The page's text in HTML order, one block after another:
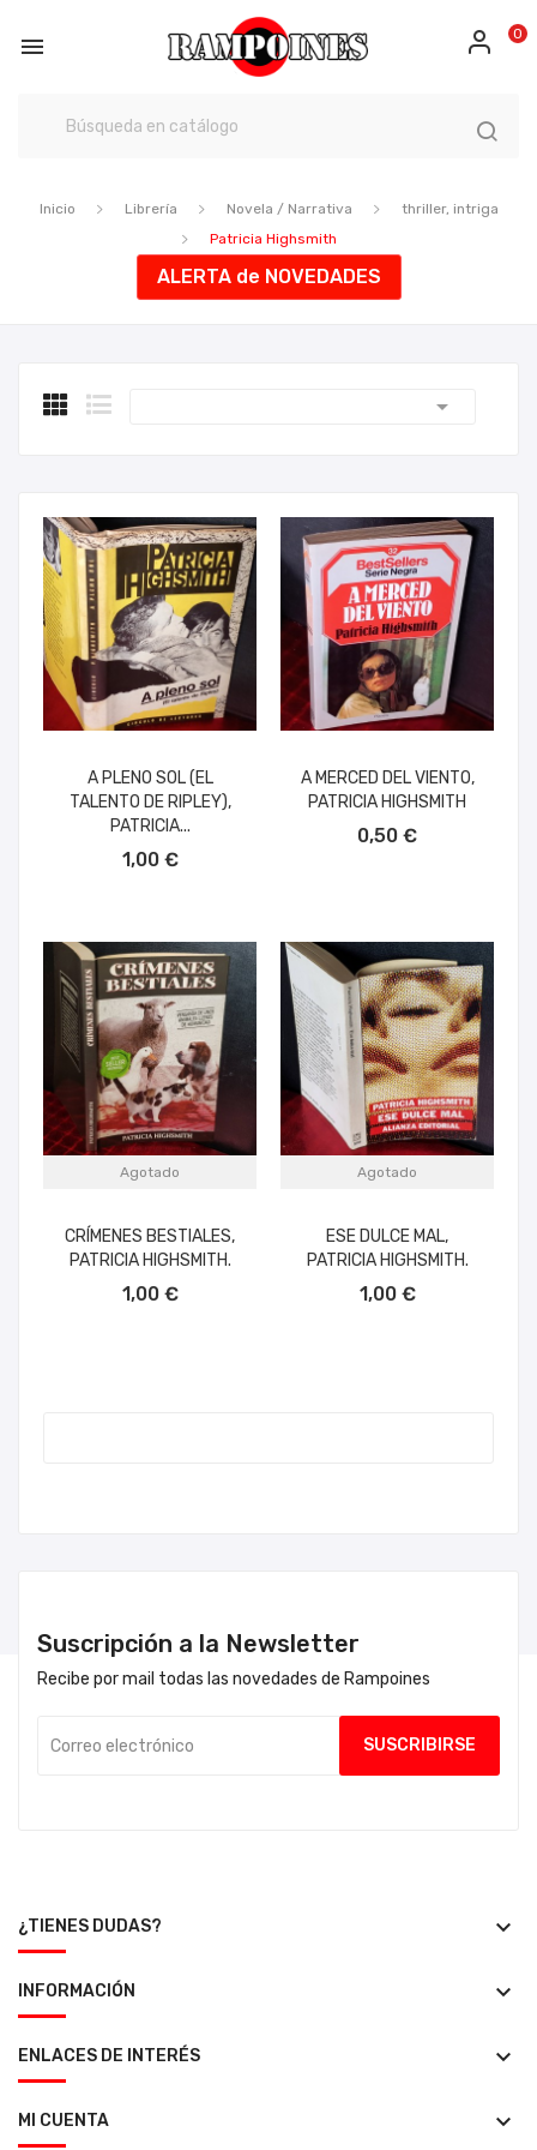
 0
Inicio Librería Novela / Narrativa
thriller, intriga
Patricia Highsmith
ALERTA de NOVEDADES

A PLENO SOL (EL
TALENTO DE RIPLEY),
PATRICIA...
1,00 €
A MERCED DEL VIENTO,
PATRICIA HIGHSMITH
0,50 €
Agotado
CRÍMENES BESTIALES,
PATRICIA HIGHSMITH.
1,00 €
Agotado
ESE DULCE MAL,
PATRICIA HIGHSMITH.
1,00 €
Suscripción a la Newsletter
Recibe por mail todas las novedades de Rampoines
¿TIENES DUDAS? keyboard_arrow_down
INFORMACIÓN keyboard_arrow_down
ENLACES DE INTERÉS keyboard_arrow_down
MI CUENTA keyboard_arrow_down